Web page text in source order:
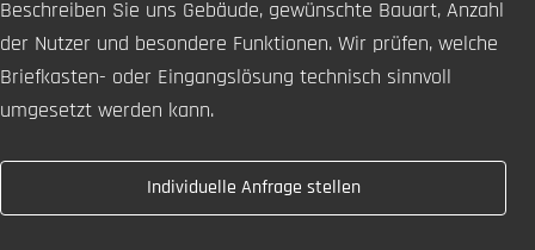
Beschreiben Sie uns Gebäude, gewünschte Bauart, Anzahl
der Nutzer und besondere Funktionen. Wir prüfen, welche
Briefkasten- oder Eingangslösung technisch sinnvoll
umgesetzt werden kann.
Individuelle Anfrage stellen